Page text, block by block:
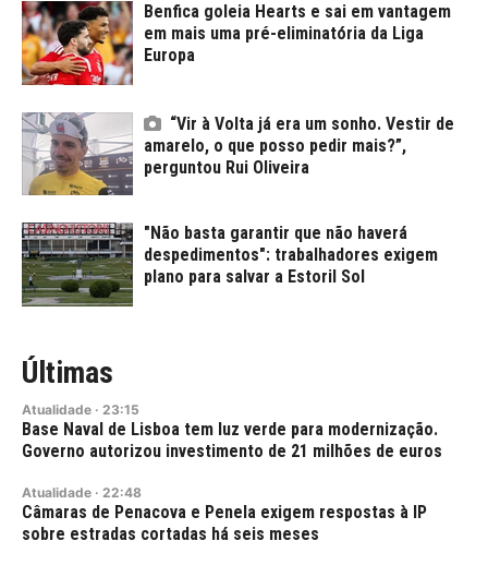
Benfica goleia Hearts e sai em vantagem
em mais uma pré-eliminatória da Liga
Europa
“Vir à Volta já era um sonho. Vestir de
amarelo, o que posso pedir mais?”,
perguntou Rui Oliveira
"Não basta garantir que não haverá
despedimentos": trabalhadores exigem
plano para salvar a Estoril Sol
Últimas
Atualidade · 23:15
Base Naval de Lisboa tem luz verde para modernização.
Governo autorizou investimento de 21 milhões de euros
Atualidade · 22:48
Câmaras de Penacova e Penela exigem respostas à IP
sobre estradas cortadas há seis meses